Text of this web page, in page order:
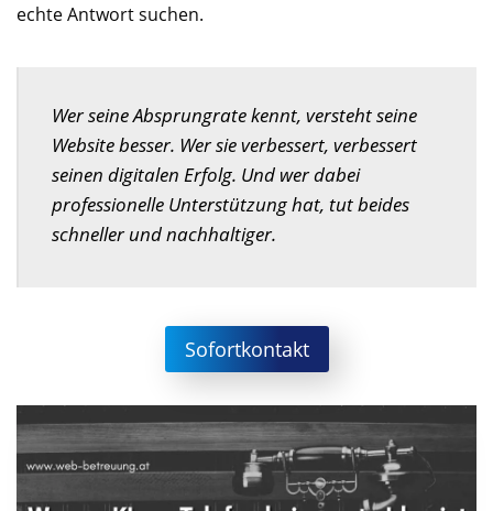
echte Antwort suchen.
Wer seine Absprungrate kennt, versteht seine
Website besser. Wer sie verbessert, verbessert
seinen digitalen Erfolg. Und wer dabei
professionelle Unterstützung hat, tut beides
schneller und nachhaltiger.
Sofortkontakt